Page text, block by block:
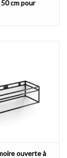
cm pour
Me
ouverte à